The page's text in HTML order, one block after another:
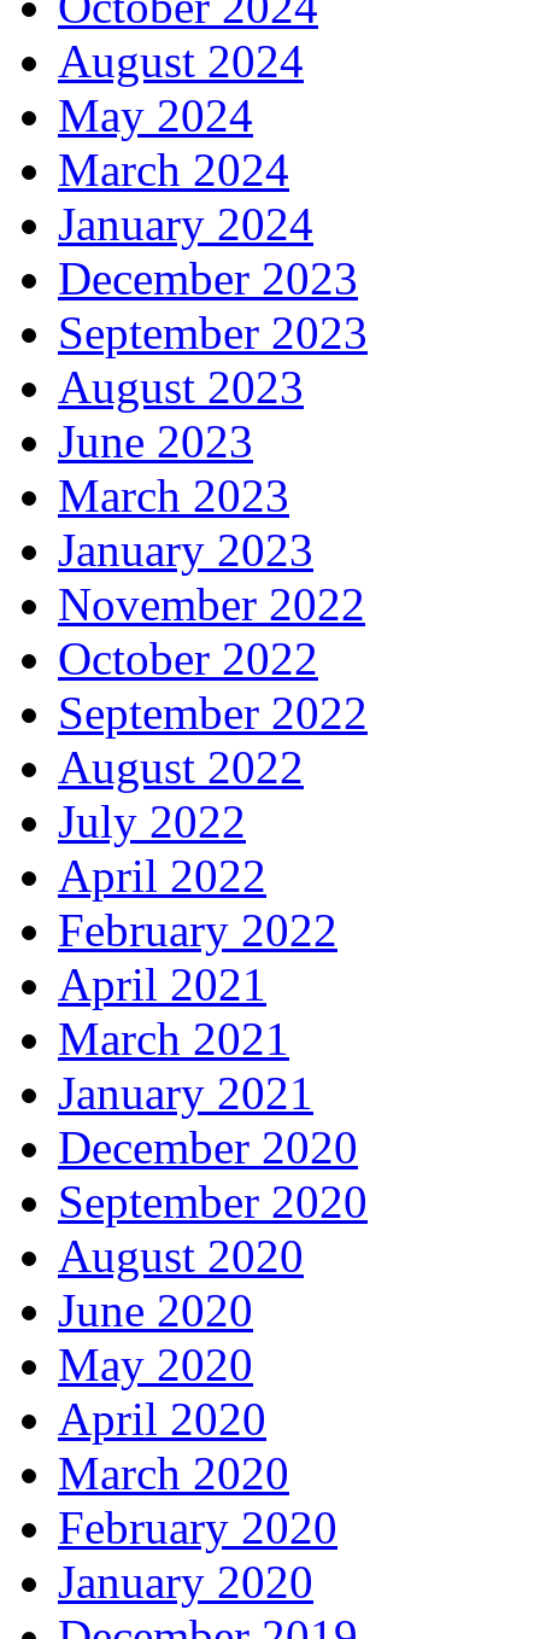
August 2024
May 2024
March 2024
January 2024
December 2023
September 2023
August 2023
June 2023
March 2023
January 2023
November 2022
October 2022
September 2022
August 2022
July 2022
April 2022
February 2022
April 2021
March 2021
January 2021
December 2020
September 2020
August 2020
June 2020
May 2020
April 2020
March 2020
February 2020
January 2020